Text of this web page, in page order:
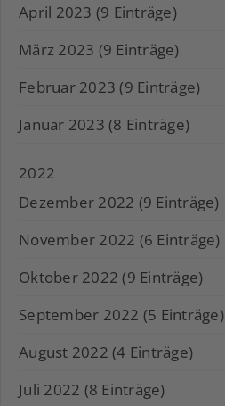
April 2023 (9 Einträge)
März 2023 (9 Einträge)
Februar 2023 (9 Einträge)
Januar 2023 (8 Einträge)
2022
Dezember 2022 (9 Einträge)
November 2022 (6 Einträge)
Oktober 2022 (9 Einträge)
September 2022 (5 Einträge)
August 2022 (4 Einträge)
Juli 2022 (8 Einträge)